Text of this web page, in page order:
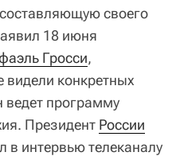
своего
18 июня
Гросси,
видели конкретных
ведет программу
Президент России
в интервью телеканалу